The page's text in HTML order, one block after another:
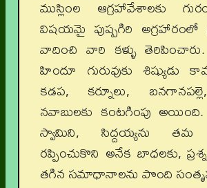
ముస్లింల ఆగ్రహావేశాలకు
విషయమై పుష్పగిరి అగ్రహారంలో
వాదించి వారి కళ్ళు తెరిపించారు.
హిందూ గురువుకు శిష్యుడు
కడప, కర్నూలు,
నవాబులకు కంటగింపు అయింది.
స్వామిని, సిద్దయ్యను తమ
రప్పించుకొని అనేక బాధలకు,
తగిన సమాధానాలను పొంది